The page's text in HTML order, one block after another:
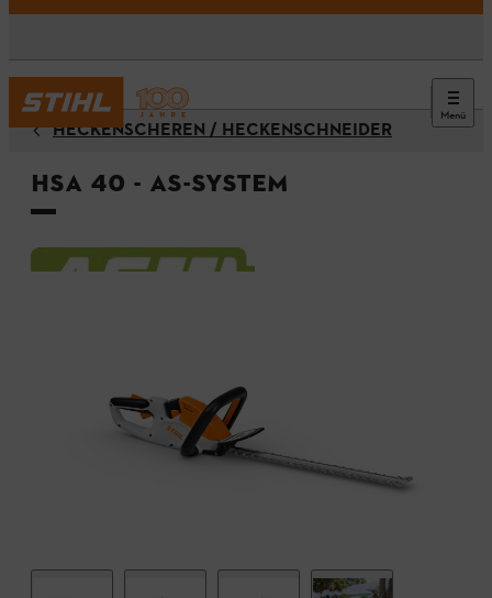
Menü
HECKENSCHEREN / HECKENSCHNEIDER
HSA 40 - AS-System